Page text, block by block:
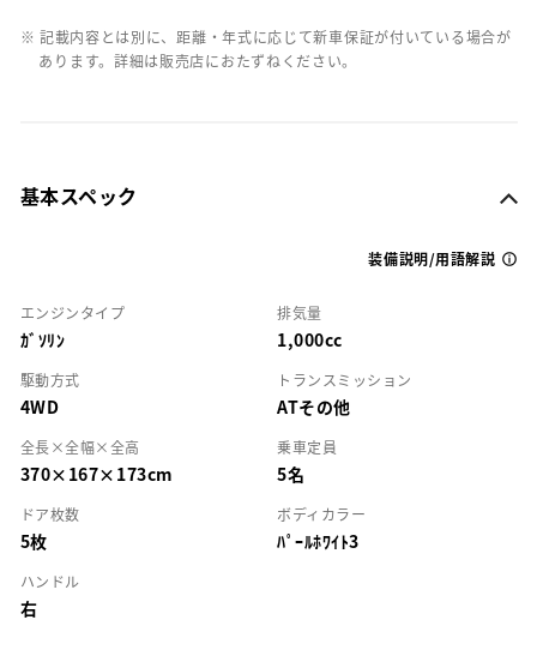
※ 記載内容とは別に、距離・年式に応じて新車保証が付いている場合が
あります。詳細は販売店におたずねください。
基本スペック
装備説明/用語解説
エンジンタイプ
ｶﾞｿﾘﾝ
排気量
1,000cc
駆動方式
4WD
トランスミッション
ATその他
全長×全幅×全高
370×167×173cm
乗車定員
5名
ドア枚数
5枚
ボディカラー
ﾊﾟｰﾙﾎﾜｲﾄ3
ハンドル
右